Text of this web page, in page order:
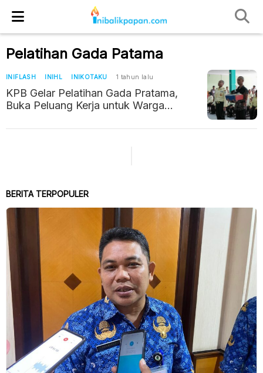
Pelatihan Gada Patama
INIFLASH INIHL INIKOTAKU 1 tahun lalu
KPB Gelar Pelatihan Gada Pratama,
Buka Peluang Kerja untuk Warga
BERITA TERPOPULER